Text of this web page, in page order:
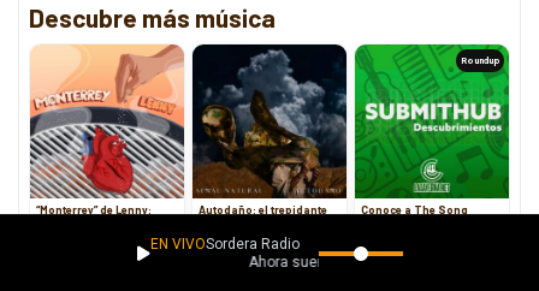
Descubre más música
“Monterrey” de Lenny:
Autodaño: el trepidante
Roundup
Conoce a The Song
Cosmopoli Jet
EN VIVOSordera Radio
Ahora suena